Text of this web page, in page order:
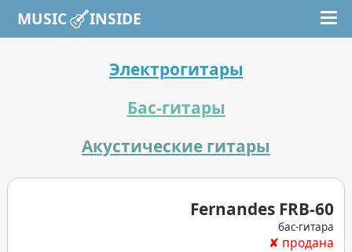
Электрогитары
Бас-гитары
Акустические гитары
Fernandes FRB-60
бас-гитара
✘ продана
MUSIC INSIDE